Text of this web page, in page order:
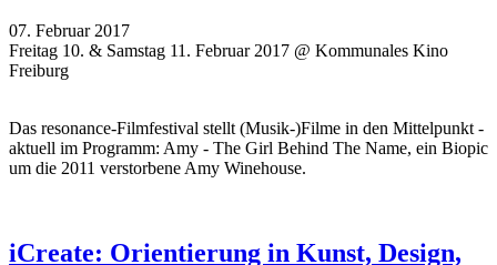
07. Februar 2017
Freitag 10. & Samstag 11. Februar 2017 @ Kommunales Kino
Freiburg
Das resonance-Filmfestival stellt (Musik-)Filme in den Mittelpunkt -
aktuell im Programm: Amy - The Girl Behind The Name, ein Biopic
um die 2011 verstorbene Amy Winehouse.
iCreate: Orientierung in Kunst, Design,